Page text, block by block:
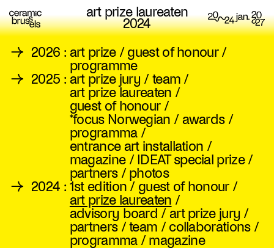
art prize laureaten
2024
→ 2026 : art prize/ guest of honour/
programme
→ 2025 : art prize jury / team /
art prize laureaten /
guest of honour/
*focus Norwegian / awards/
programma/
entrance art installation /
magazine/ IDEAT special prize/
partners/ photos
→ 2024 : 1st edition / guest of honour/
art prize laureaten /
advisory board / art prize jury /
partners/team / collaborations/
programma/ magazine